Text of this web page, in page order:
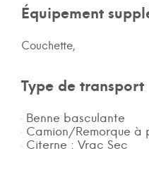
Équipement
Couchette,
Type de transport
Benne basculante
Camion/Remorque
Citerne : Vrac Sec